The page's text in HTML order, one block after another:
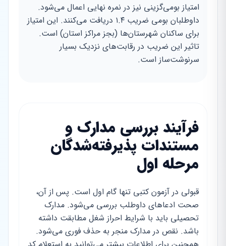
امتیاز بومی‌گزینی نیز در نمره نهایی اعمال می‌شود.
داوطلبان بومی ضریب ۱.۴ دریافت می‌کنند. این امتیاز
برای ساکنان شهرستان‌ها (بجز مراکز استان) است.
تاثیر این ضریب در رقابت‌های نزدیک بسیار
سرنوشت‌ساز است.
فرآیند بررسی مدارک و
مستندات پذیرفته‌شدگان
مرحله اول
قبولی در آزمون کتبی تنها گام اول است. پس از آن،
صحت ادعاهای داوطلب بررسی می‌شود. مدارک
تحصیلی باید با شرایط احراز شغل مطابقت داشته
باشد. نقص در مدارک منجر به حذف فوری می‌شود.